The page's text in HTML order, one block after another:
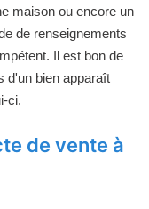
maison ou encore un
de renseignements
Il est bon de
d'un bien apparaît
ci.
de vente à